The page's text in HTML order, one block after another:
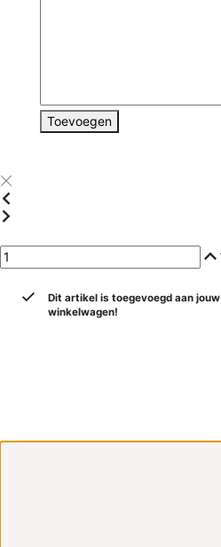
Toevoegen
Dit artikel is toegevoegd aan jouw
winkelwagen!